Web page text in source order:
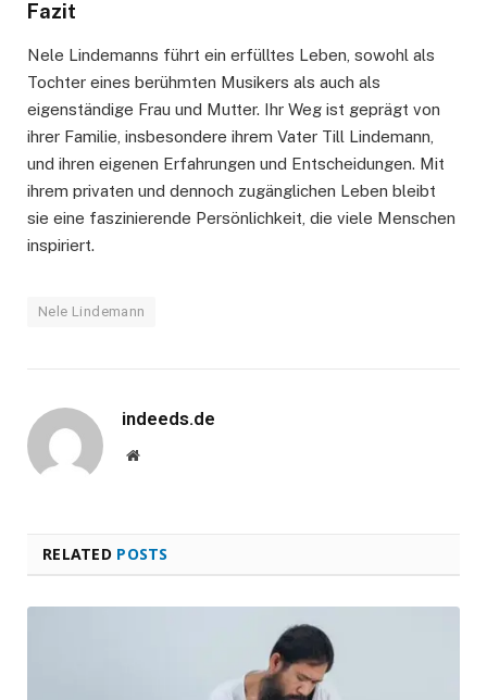
Fazit
Nele Lindemanns führt ein erfülltes Leben, sowohl als
Tochter eines berühmten Musikers als auch als
eigenständige Frau und Mutter. Ihr Weg ist geprägt von
ihrer Familie, insbesondere ihrem Vater Till Lindemann,
und ihren eigenen Erfahrungen und Entscheidungen. Mit
ihrem privaten und dennoch zugänglichen Leben bleibt
sie eine faszinierende Persönlichkeit, die viele Menschen
inspiriert.
Nele Lindemann
indeeds.de
Website
RELATED POSTS